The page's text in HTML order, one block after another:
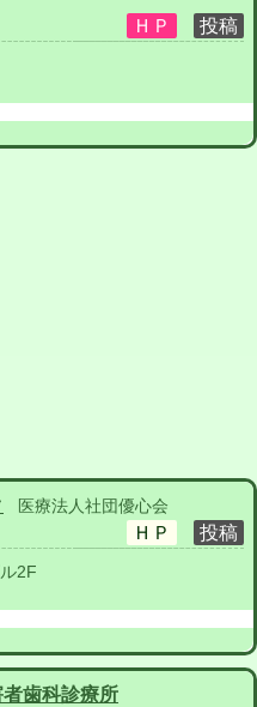
医療法人社団優心会
2F
歯科診療所